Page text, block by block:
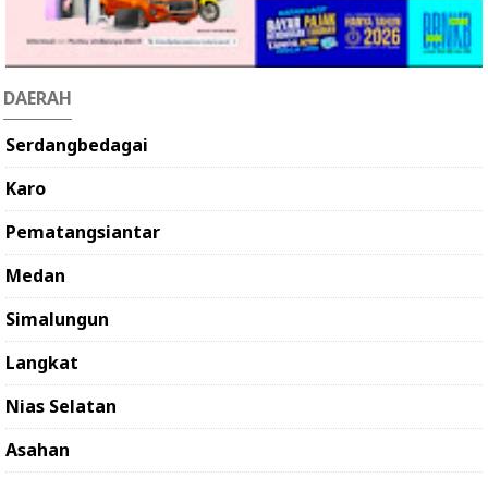
DAERAH
Serdangbedagai
Karo
Pematangsiantar
Medan
Simalungun
Langkat
Nias Selatan
Asahan